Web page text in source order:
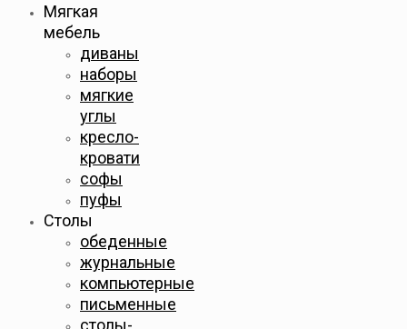
Мягкая
мебель
диваны
наборы
мягкие
углы
кресло-
кровати
софы
пуфы
Столы
обеденные
журнальные
компьютерные
письменные
столы-